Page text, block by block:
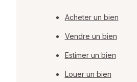
Acheter un bien
Vendre un bien
Estimer un bien
Louer un bien